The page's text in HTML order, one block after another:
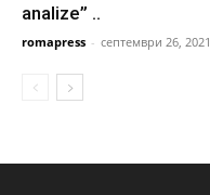
analize” ..
romapress - септември 26, 2021